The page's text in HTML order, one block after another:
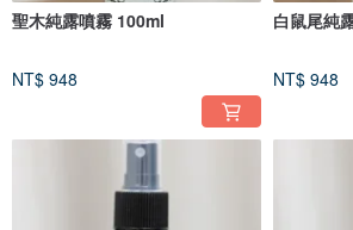
聖木純露噴霧 100ml
NT$ 948
白鼠尾純
NT$ 948